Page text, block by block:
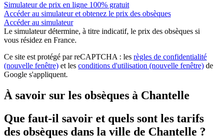
Simulateur de prix en ligne 100% gratuit
Accéder au simulateur et obtenez le prix des obsèques
Accéder au simulateur
Le simulateurdétermine, à titre indicatif, le prix des obsèques si
vous résidez en France.
Ce site est protégé par reCAPTCHA : les règles de confidentialité
(nouvelle fenêtre) et les conditions d'utilisation (nouvelle fenêtre) de
Google s'appliquent.
À savoir sur les obsèques à Chantelle
Que faut-il savoir et quels sont les tarifs
des obsèques dans la ville de Chantelle ?